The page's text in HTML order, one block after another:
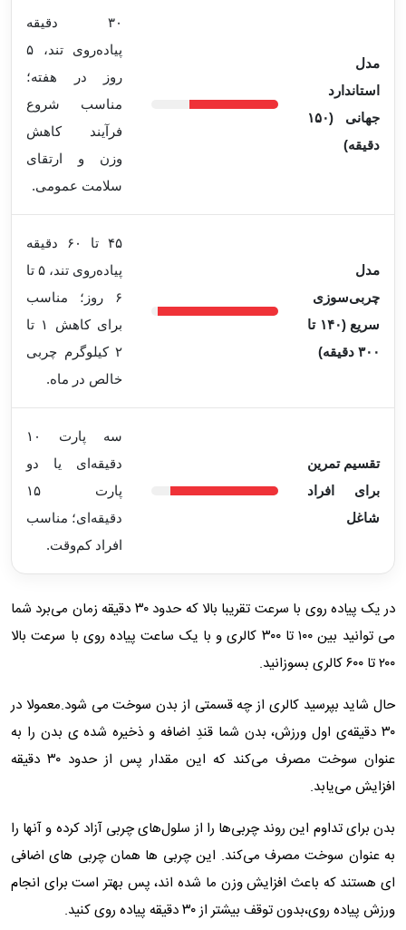
مدل
استاندارد
جهانی (۱۵۰
دقیقه)
۳۰ دقیقه
پیاده‌روی تند، ۵
روز در هفته؛
مناسب شروع
فرآیند کاهش
وزن و ارتقای
سلامت عمومی.
مدل
چربی‌سوزی
سریع (۱۴۰ تا
۳۰۰ دقیقه)
۴۵ تا ۶۰ دقیقه
پیاده‌روی تند، ۵ تا
۶ روز؛ مناسب
برای کاهش ۱ تا
۲ کیلوگرم چربی
خالص در ماه.
تقسیم تمرین
برای افراد
شاغل
سه پارت ۱۰
دقیقه‌ای یا دو
پارت ۱۵
دقیقه‌ای؛ مناسب
افراد کم‌وقت.
در یک پیاده روی با سرعت تقریبا بالا که حدود ۳۰ دقیقه زمان می‌برد شما
می توانید بین ۱۰۰ تا ۳۰۰ کالری و با یک ساعت پیاده روی با سرعت بالا
۲۰۰ تا ۶۰۰ کالری بسوزانید.
حال شاید بپرسید کالری از چه قسمتی از بدن سوخت می شود.معمولا در
۳۰ دقیقه‌ی اول ورزش، بدن شما قندِ اضافه و ذخیره شده ی بدن را به
عنوان سوخت مصرف می‌کند که این مقدار پس از حدود ۳۰ دقیقه
افزایش می‌یابد.
بدن برای تداوم این روند چربی‌ها را از سلول‌های چربی آزاد کرده و آنها را
به عنوان سوخت مصرف می‌کند. این چربی ها همان چربی های اضافی
ای هستند که باعث افزایش وزن ما شده اند، پس بهتر است برای انجام
ورزش پیاده روی،بدون توقف بیشتر از ۳۰ دقیقه پیاده روی کنید.